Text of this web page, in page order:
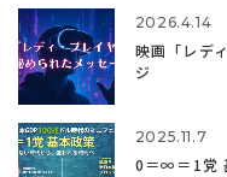
2026.4.14
映画「レデ
ジ
2025.11.7
0＝∞＝1党